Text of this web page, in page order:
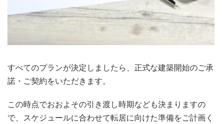
すべてのプランが決定しましたら、正式な建築開始のご承
諾・ご契約をいただきます。
この時点でおおよその引き渡し時期なども決まりますの
で、スケジュールに合わせて転居に向けた準備をご計画く